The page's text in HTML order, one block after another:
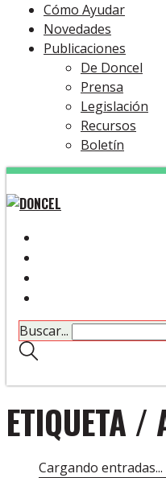
Cómo Ayudar
Novedades
Publicaciones
De Doncel
Prensa
Legislación
Recursos
Boletín
Buscar...
ETIQUETA /
Cargando entradas...